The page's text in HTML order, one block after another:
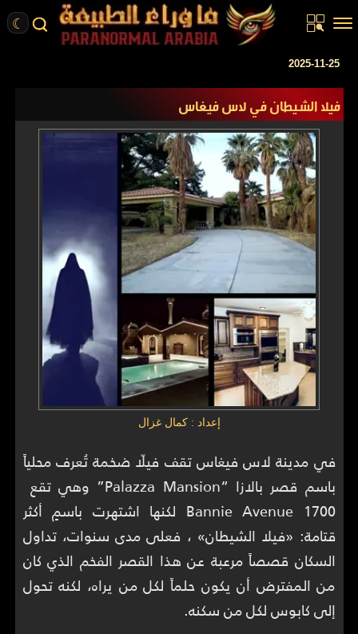
☾
الرئيسية
قصص واقعية
تحقيقات
ركن الخيال
عن الموقع
ENGLISH
2025-11-25
فيلا الشيطان في لاس فيغاس
إعداد : كمال غزال
في مدينة لاس فيغاس تقف فيلّا ضخمة تُعرف محلياً
باسم قصر بالازا “Palazza Mansion” وهي تقع
1700 Bannie Avenue لكنها اشتهرت باسمٍ أكثر
قتامة: «فيلا الشيطان» ، فعلى مدى سنوات، تداول
السكان قصصاً مرعبة عن هذا القصر الفخم الذي كان
من المفترض أن يكون حلماً لكل من يراه، لكنه تحول
إلى كابوس لكل من سكنه.